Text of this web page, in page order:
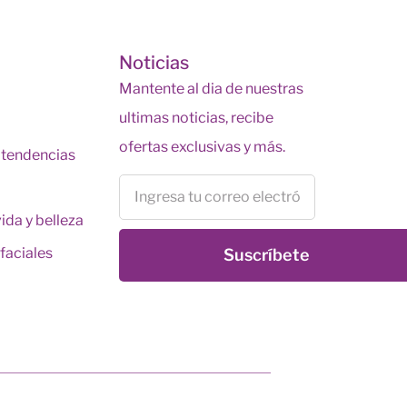
y belleza
Noticias
Mantente al dia de nuestras
ultimas noticias, recibe
ofertas exclusivas y más.
Suscríbete